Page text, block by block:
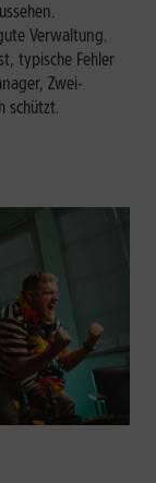
Verwaltung.
typische Fehler
Zwei-
schützt.